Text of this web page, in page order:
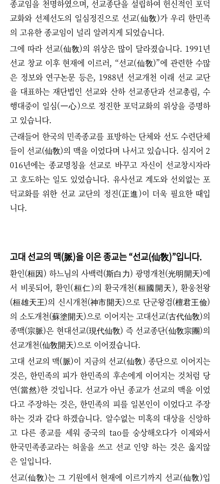
종교임을 천명하였으며, 선교종단을 설립하여 헌신적인 포덕
교화와 선제선도의 일심정진으로 선교(仙敎)가 우리 한민족
의 고유한 종교임이 널리 알려지게 되었습니다.
그에 따라 선교(仙敎)의 위상은 많이 달라졌습니다. 1991년
선교 창교 이후 현재에 이르러, “선교(仙敎)”에 관련한 수많
은 정보와 연구논문 등은, 1988년 선교개천 이래 선교 교단
을 대표하는 재단법인 선교와 산하 선교종단과 선교총림, 수
행대중이 일심(一心)으로 정진한 포덕교화의 위상을 증명하
고 있습니다.
근래들어 한국의 민족종교를 표방하는 단체와 선도 수련단체
들이 선교(仙敎)의 맥을 이었다며 나서고 있습니다. 심지어 2
016년에는 종교명칭을 선교로 바꾸고 자신이 선교창시자라
고 호도하는 일도 있었습니다. 유사선교 계도와 선외없는 포
덕교화를 위한 선교 교단의 정진(正進)이 더욱 필요한 때입
니다.
고대 선교의 맥(脈)을 이은 종교는“선교(仙敎)”입니다.
환인(桓因) 하느님의 사백력(斯白力) 광명개천(光明開天)에
서 비롯되어, 환인(桓仁)의 환국개천(桓國開天), 환웅천왕
(桓雄天王)의 신시개천(神市開天)으로 단군왕검(檀君王儉)
의 소도개천(蘇塗開天)으로 이어지는 고대선교(古代仙敎)의
종맥(宗脈)은 현대선교(現代仙敎) 즉 선교종단(仙敎宗團)의
선교개천(仙敎開天)으로 이어졌습니다.
고대 선교의 맥(脈)이 지금의 선교(仙敎) 종단으로 이어지는
것은, 한민족의 피가 한민족의 후손에게 이어지는 것처럼 당
연(當然)한 것입니다. 선교가 아닌 종교가 선교의 맥을 이었
다고 주장하는 것은, 한민족의 피를 일본인이 이었다고 주장
하는 것과 같다 하겠습니다. 알수없는 미혹의 대상을 신앙하
고 다른 종교를 세워 중국의 tao를 숭상해오다가 이제와서
한국민족종교라는 허울을 쓰고 선교 인양 하는 것은 옳지않
은 일입니다.
선교(仙敎)는 그 기원에서 현재에 이르기까지 선교(仙敎)입